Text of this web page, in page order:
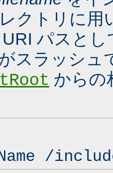
クトリに用
パスと
スラッシュ
からの
/